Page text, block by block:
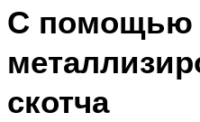
С помощью
скотча